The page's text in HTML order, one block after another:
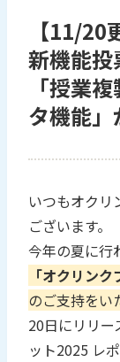
【11/
新機能投
「授業
タ機能」
いつもオクリ
ございます。
今年の夏に行
「オクリンク
のご支持をい
20日にリリー
ット2025 レ